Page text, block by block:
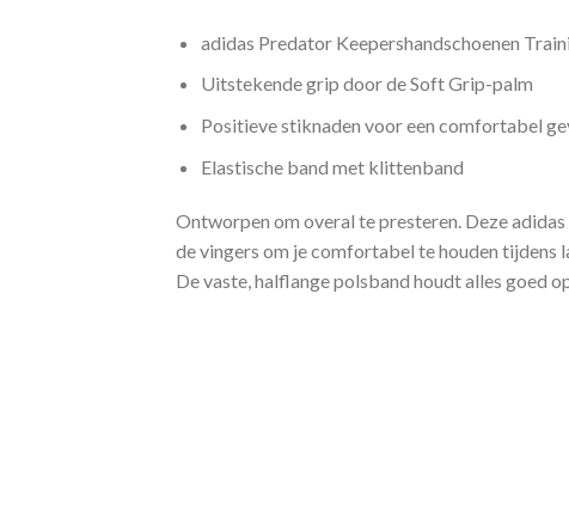
adidas Predator Keepershandschoenen
Uitstekende grip door de Soft Grip-palm
Positieve stiknaden voor een comfortabel
Elastische band met klittenband
Ontworpen om overal te presteren. Deze
de vingers om je comfortabel te houden tijdens
De vaste, halflange polsband houdt alles goed